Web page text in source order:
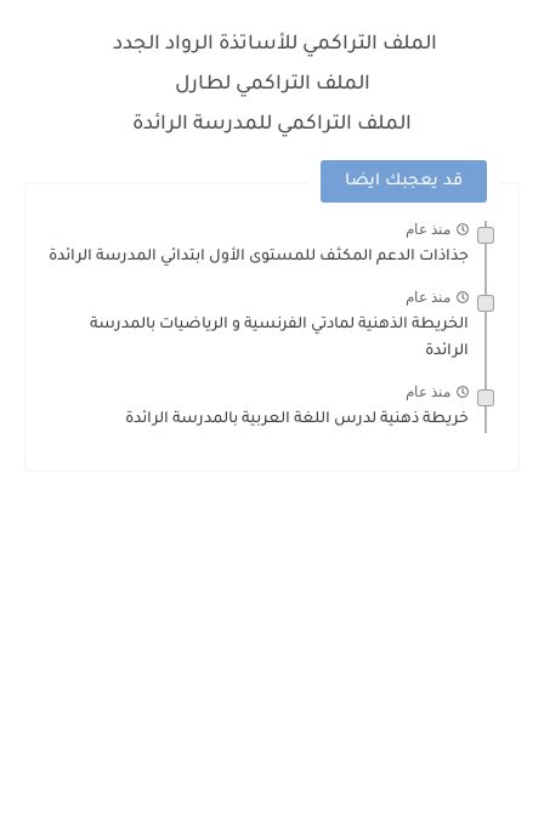
الملف التراكمي للأساتذة الرواد الجدد
الملف التراكمي لطارل
الملف التراكمي للمدرسة الرائدة
قد يعجبك ايضا
منذ عام
جذاذات الدعم المكثف للمستوى الأول ابتدائي المدرسة الرائدة
منذ عام
الخريطة الذهنية لمادتي الفرنسية و الرياضيات بالمدرسة
الرائدة
منذ عام
خريطة ذهنية لدرس اللغة العربية بالمدرسة الرائدة